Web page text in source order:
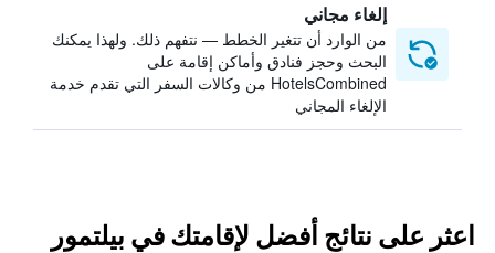
إلغاء مجاني
من الوارد أن تتغير الخطط — نتفهم ذلك. ولهذا يمكنك
البحث وحجز فنادق وأماكن إقامة على
HotelsCombined من وكالات السفر التي تقدم خدمة
الإلغاء المجاني
اعثر على نتائج أفضل لإقامتك في بيلتمور